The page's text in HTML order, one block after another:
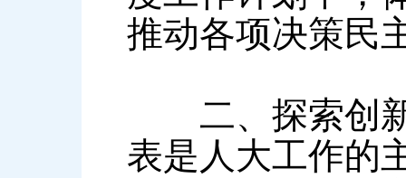
推动各项决策民
二、探索创新
表是人大工作的